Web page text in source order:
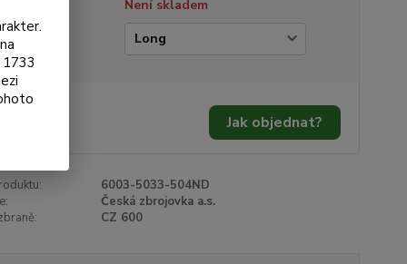
Není skladem
Kč Jak objednat?
6003-5033-504ND
Česká zbrojovka a.s.
CZ 600